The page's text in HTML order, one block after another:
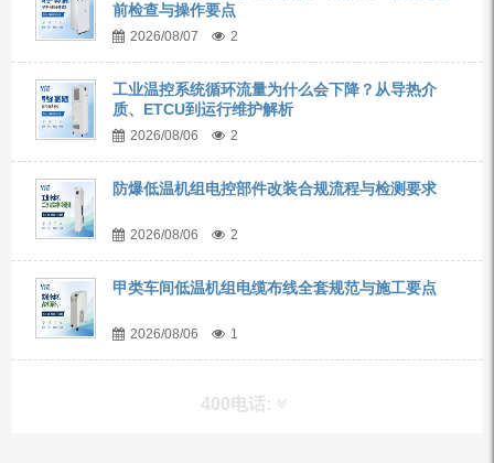
前检查与操作要点
2026/08/07 2
工业温控系统循环流量为什么会下降？从导热介
质、ETCU到运行维护解析
2026/08/06 2
防爆低温机组电控部件改装合规流程与检测要求
2026/08/06 2
甲类车间低温机组电缆布线全套规范与施工要点
2026/08/06 1
400电话: